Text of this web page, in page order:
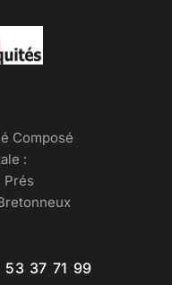
Composé
:
Prés
37 71 99